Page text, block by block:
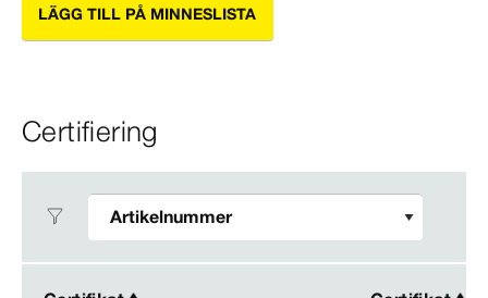
LÄGG TILL PÅ MINNESLISTA
Certifiering